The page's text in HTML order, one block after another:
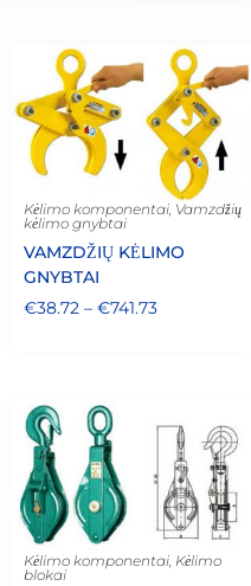
Kėlimo komponentai, Vamzdžių
kėlimo gnybtai
VAMZDŽIŲ KĖLIMO
GNYBTAI
€38.72 – €741.73
Kėlimo komponentai, Kėlimo
blokai